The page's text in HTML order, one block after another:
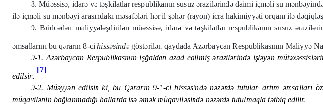
8. Müəssisə, idarə və təşkilatlar respublikanın susuz ərazilərində daimi içməli su
ilə içməli su mənbəyi arasındakı məsafələri hər il şəhər (rayon) icra hakimiyyəti orqanı ilə
9. Büdcədən maliyyələşdirilən müəssisə, idarə və təşkilatlar respublikanın susuz
əmsallarını bu qərarın 8-cihissəsindəgöstərilən qaydada Azərbaycan Respublikasının Maliyyə
9-1. Azərbaycan Respublikasının işğaldan azad edilmiş ərazilərində işləyən
edilsin.
[7]
9-2. Müəyyən edilsin ki, bu Qərarın 9-1-ci hissəsində nəzərdə tutulan artım əmsalları
müqavilənin bağlanmadığı hallarda isə əmək müqaviləsində nəzərdə tutulmaqla tətbiq edilir.